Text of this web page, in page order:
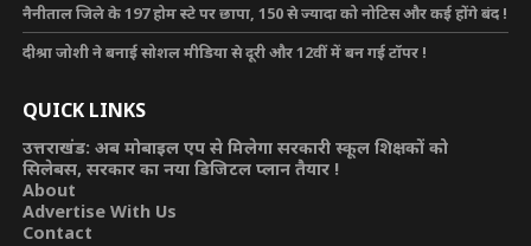
नैनीताल जिले के 197 होम स्टे पर छापा, 150 से ज्यादा को नोटिस और कई होंगे बंद !
दीश्रा जोशी ने बनाई सोशल मीडिया से दूरी और 12वीं में बन गई टॉपर !
QUICK LINKS
उत्तराखंड: अब मोबाइल एप से मिलेगा सरकारी स्कूल शिक्षकों को
सिलेबस, सरकार का नया डिजिटल प्लान तैयार !
About
Advertise With Us
Contact